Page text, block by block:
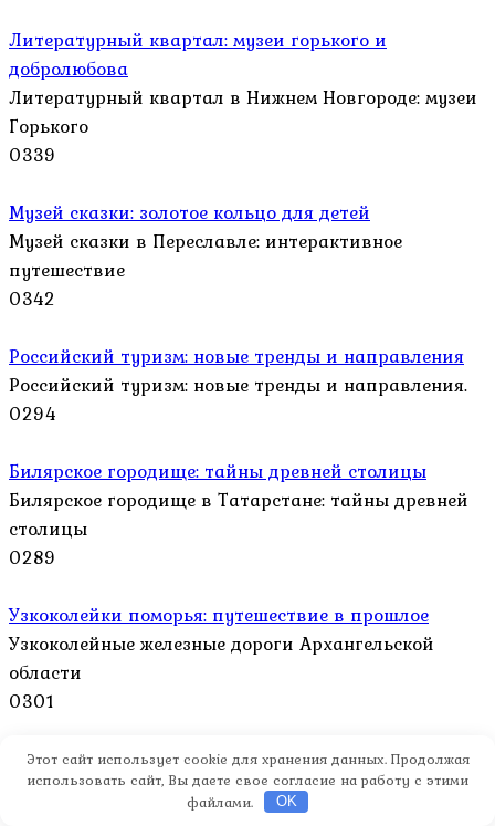
Литературный квартал: музеи горького и
добролюбова
Литературный квартал в Нижнем Новгороде: музеи
Горького
0339
Музей сказки: золотое кольцо для детей
Музей сказки в Переславле: интерактивное
путешествие
0342
Российский туризм: новые тренды и направления
Российский туризм: новые тренды и направления.
0294
Билярское городище: тайны древней столицы
Билярское городище в Татарстане: тайны древней
столицы
0289
Узкоколейки поморья: путешествие в прошлое
Узкоколейные железные дороги Архангельской
области
0301
Аметисты мыса корабль: ваш гид по кольскому
Кольский полуостров: поиск аметистов на мысе
Этот сайт использует cookie для хранения данных. Продолжая
использовать сайт, Вы даете свое согласие на работу с этими
файлами.
OK